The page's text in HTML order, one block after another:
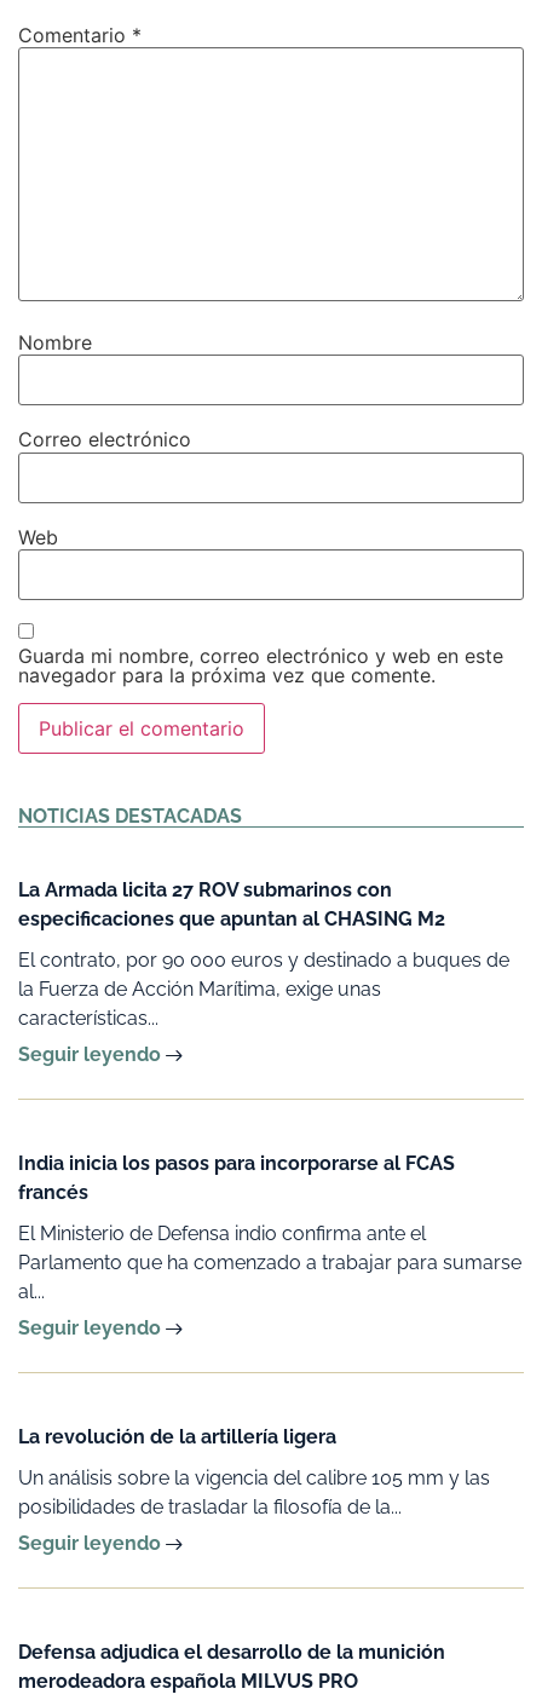
Comentario *
Nombre
Correo electrónico
Web
Guarda mi nombre, correo electrónico y web en este
navegador para la próxima vez que comente.
NOTICIAS DESTACADAS
La Armada licita 27 ROV submarinos con
especificaciones que apuntan al CHASING M2
El contrato, por 90 000 euros y destinado a buques de
la Fuerza de Acción Marítima, exige unas
características...
Seguir leyendo
India inicia los pasos para incorporarse al FCAS
francés
El Ministerio de Defensa indio confirma ante el
Parlamento que ha comenzado a trabajar para sumarse
al...
Seguir leyendo
La revolución de la artillería ligera
Un análisis sobre la vigencia del calibre 105 mm y las
posibilidades de trasladar la filosofía de la...
Seguir leyendo
Defensa adjudica el desarrollo de la munición
merodeadora española MILVUS PRO